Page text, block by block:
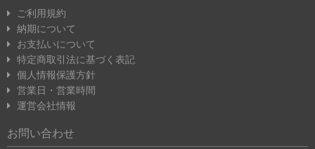
ご利用規約
納期について
お支払いについて
特定商取引法に基づく表記
個人情報保護方針
営業日・営業時間
運営会社情報
お問い合わせ